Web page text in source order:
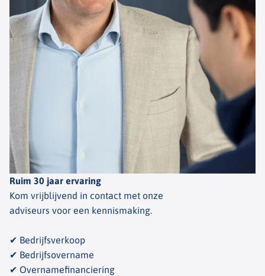
Ruim 30 jaar ervaring
Kom vrijblijvend in contact met onze
adviseurs voor een kennismaking.
✔ Bedrijfsverkoop
✔ Bedrijfsovername
✔ Overnamefinanciering